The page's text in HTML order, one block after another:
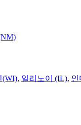
(WI), 일리노이 (IL), 인